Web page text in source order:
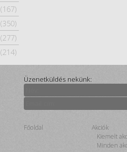
(167)
(350)
(277)
(214)
Üzenetküldés nekünk:
Főoldal
Akciók
Kiemelt
Minden